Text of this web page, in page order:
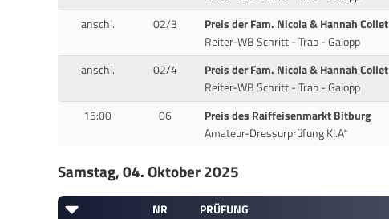
anschl. 02/3
Preis der Fam. Nicola & Hannah Collet
Reiter-WB Schritt - Trab - Galopp
anschl. 02/4
Preis der Fam. Nicola & Hannah Collet
Reiter-WB Schritt - Trab - Galopp
15:00 06
Preis des Raiffeisenmarkt Bitburg
Amateur-Dressurprüfung Kl.A*
Samstag, 04. Oktober 2025
NR PRÜFUNG